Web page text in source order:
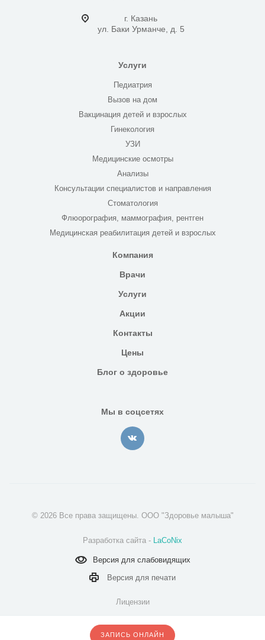
г. Казань
ул. Баки Урманче, д. 5
Услуги
Педиатрия
Вызов на дом
Вакцинация детей и взрослых
Гинекология
УЗИ
Медицинские осмотры
Анализы
Консультации специалистов и направления
Стоматология
Флюорография, маммография, рентген
Медицинская реабилитация детей и взрослых
Компания
Врачи
Услуги
Акции
Контакты
Цены
Блог о здоровье
Мы в соцсетях
© 2026 Все права защищены. ООО "Здоровье малыша"
Разработка сайта - LaCoNix
Версия дляслабовидящих
Версия для печати
Лицензии
Надзорные органы
ЗАПИСЬ ОНЛАЙН